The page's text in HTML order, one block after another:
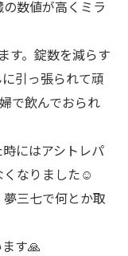
数値が高くミラ
す。錠数を減らす
引っ張られて頑
で飲んでおられ
にはアシトレパ
くなりました☺️
三七で何とか取
す🙏